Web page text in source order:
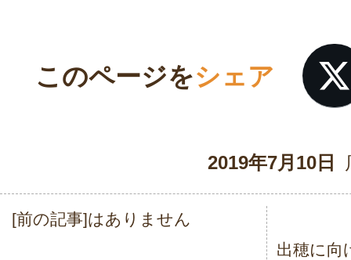
このページをシェア
2019年7月10日
投
[前の記事]はありません
出穂に向